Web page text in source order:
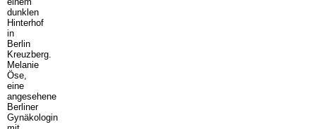
dunklen
Hinterhof
in
Berlin
Kreuzberg.
Melanie
Öse,
eine
angesehene
Berliner
Gynäkologin